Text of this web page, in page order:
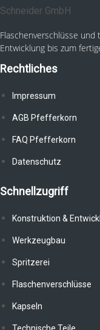
Flaschenverschlüsse
Entwicklung bis zum
Rechtliches
Impressum
AGB Pfefferkorn
FAQ Pfefferkorn
Datenschutz
Schnellzugriff
Konstruktion &
Werkzeugbau
Spritzerei
Flaschenverschlüsse
Kapseln
Technische Teile